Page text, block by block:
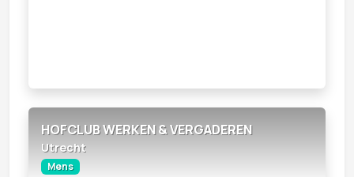
HOFCLUB WERKEN & VERGADEREN
Utrecht
Mens